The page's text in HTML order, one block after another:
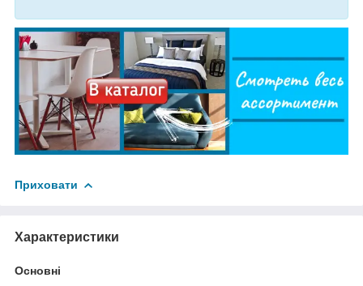
Приховати
Характеристики
Основні